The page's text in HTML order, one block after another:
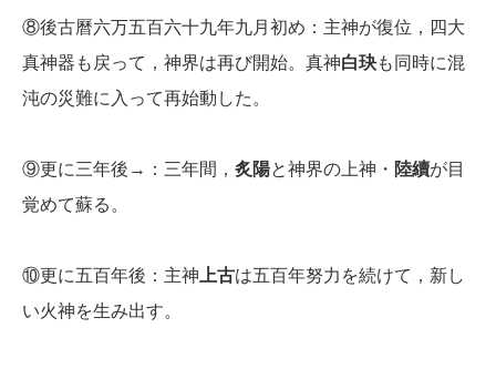
⑧後古曆六万五百六十九年九月初め：主神が復位，四大
真神器も戻って，神界は再び開始。真神白玦も同時に混
沌の災難に入って再始動した。
⑨更に三年後→：三年間， 炙陽と神界の上神・ 陸續が目
覚めて蘇る。
⑩更に五百年後：主神 上古は五百年努力を続けて，新し
い火神を生み出す。